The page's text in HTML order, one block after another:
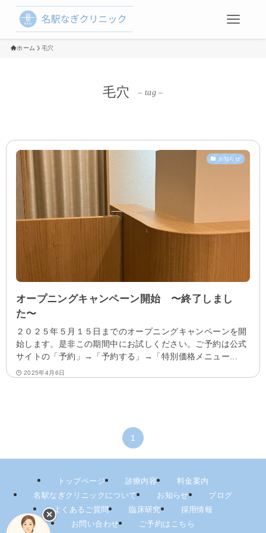
ホーム 毛穴
毛穴 – tag –
お知らせ
オープニングキャンペーン開始 〜終了しまし
た〜
２０２５年５月１５日までのオープニングキャンペーンを開
始します。是非この期間中にお試しください。ご予約は公式
サイトの「予約」→「予約する」→「特別価格メニュー...
2025年4月6日
1
トップページ 診療内容
料金案内
名駅なぎクリニックについて
お知らせ
ブログ
よくあるご質問
臨床研究
採用情報
お問い合わせ
ご予約はこちら
✕